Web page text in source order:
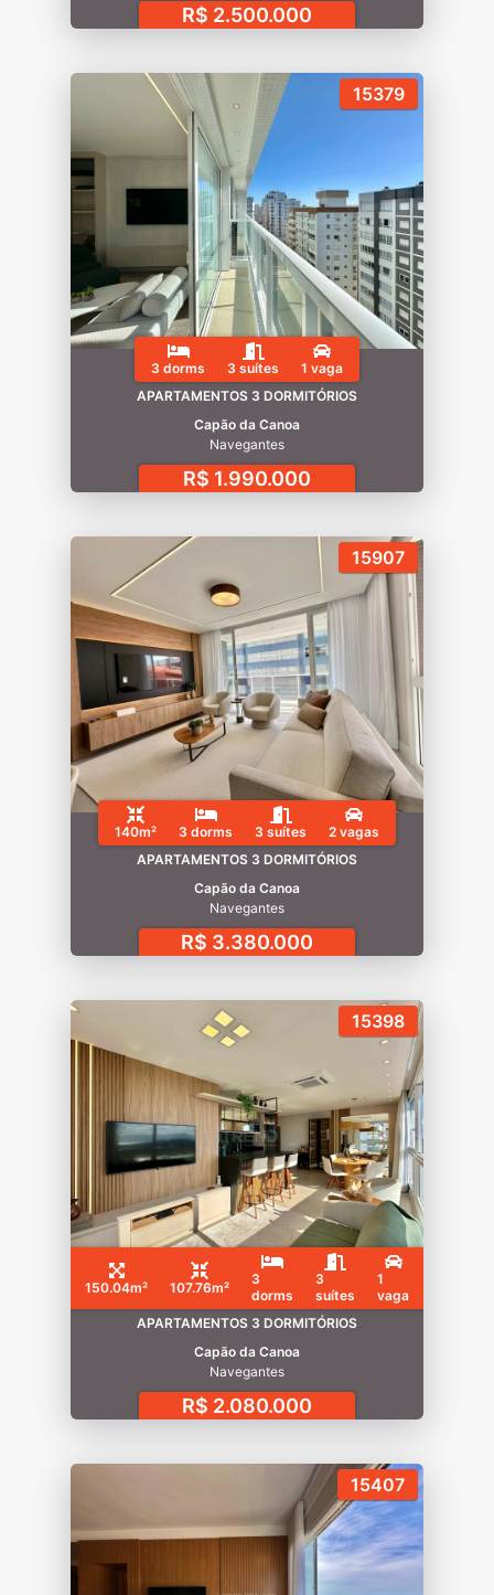
R$ 2.500.000
15379
3 dorms 3 suítes
1 vaga
APARTAMENTOS 3 DORMITÓRIOS
Capão da Canoa
Navegantes
R$ 1.990.000
15907
140m² 3 dorms 3 suítes
2 vagas
APARTAMENTOS 3 DORMITÓRIOS
Capão da Canoa
Navegantes
R$ 3.380.000
15398
150.04m² 107.76m²
3
dorms
3
suítes
1
vaga
APARTAMENTOS 3 DORMITÓRIOS
Capão da Canoa
Navegantes
R$ 2.080.000
15407